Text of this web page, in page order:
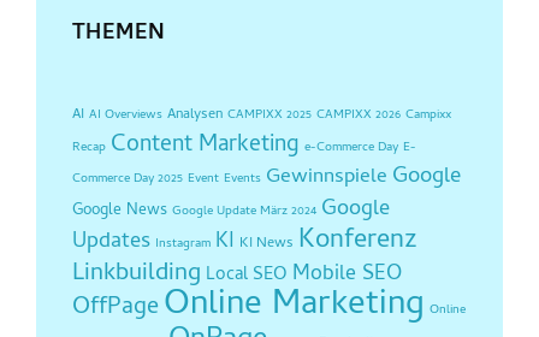
THEMEN
AI AI Overviews Analysen CAMPIXX 2025 CAMPIXX 2026 Campixx
Recap Content Marketing e-Commerce Day E-
Commerce Day 2025 Event Events Gewinnspiele Google
Google News Google Update März 2024 Google
Updates Instagram KI KI News Konferenz
Linkbuilding Local SEO Mobile SEO
OffPageOnline Marketing Online